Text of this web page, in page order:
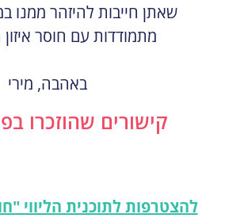
שאתן חייבות להיזהר ממנו
מתמודדות עם חוסר איזון
באהבה, מירי
קישורים שהוזכרו
להצטרפות לתוכנית הליווי